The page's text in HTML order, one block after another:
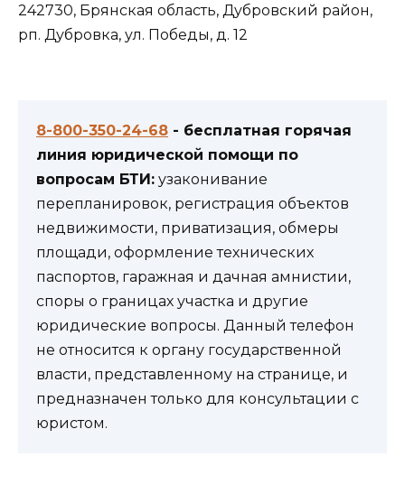
242730, Брянская область, Дубровский район,
рп. Дубровка, ул. Победы, д. 12
8-800-350-24-68 - бесплатная горячая
линия юридической помощи по
вопросам БТИ: узаконивание
перепланировок, регистрация объектов
недвижимости, приватизация, обмеры
площади, оформление технических
паспортов, гаражная и дачная амнистии,
споры о границах участка и другие
юридические вопросы. Данный телефон
не относится к органу государственной
власти, представленному на странице, и
предназначен только для консультации с
юристом.